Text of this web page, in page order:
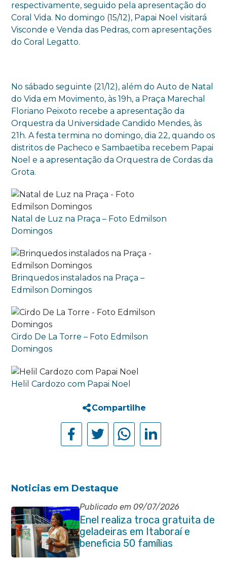
respectivamente, seguido pela apresentação do
Coral Vida. No domingo (15/12), Papai Noel visitará
Visconde e Venda das Pedras, com apresentações
do Coral Legatto.
No sábado seguinte (21/12), além do Auto de Natal
do Vida em Movimento, às 19h, a Praça Marechal
Floriano Peixoto recebe a apresentação da
Orquestra da Universidade Candido Mendes, às
21h. A festa termina no domingo, dia 22, quando os
distritos de Pacheco e Sambaetiba recebem Papai
Noel e a apresentação da Orquestra de Cordas da
Grota.
Natal de Luz na Praça – Foto Edmilson
Domingos
Brinquedos instalados na Praça –
Edmilson Domingos
Cirdo De La Torre – Foto Edmilson
Domingos
Helil Cardozo com Papai Noel
Compartilhe
Noticias em Destaque
Publicado em 09/07/2026
Enel realiza troca gratuita de
geladeiras em Itaboraí e
beneficia 50 famílias